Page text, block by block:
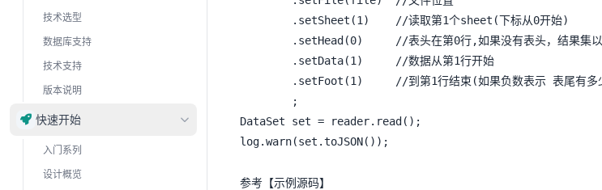
技术选型
数据库支持
技术支持
版本说明
快速开始
入门系列
设计概览
DataSet set = reader.read();
log.warn(set.toJSON());
参考【示例源码】